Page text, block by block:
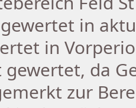
in
in
gewertet, da
zur